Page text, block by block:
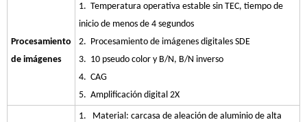
Procesamiento
de imágenes
1. Temperatura operativa estable sin TEC, tiempo de
inicio de menos de 4 segundos
2. Procesamiento de imágenes digitales SDE
3. 10 pseudo color y B/N, B/N inverso
4. CAG
5. Amplificación digital 2X
1. Material: carcasa de aleación de aluminio de alta